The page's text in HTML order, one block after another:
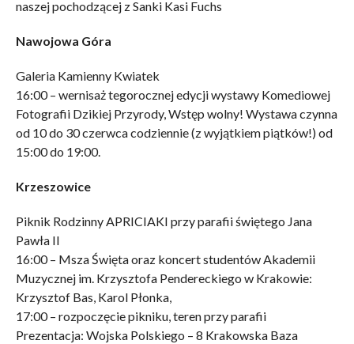
naszej pochodzącej z Sanki Kasi Fuchs
Nawojowa Góra
Galeria Kamienny Kwiatek
16:00 – wernisaż tegorocznej edycji wystawy Komediowej
Fotografii Dzikiej Przyrody, Wstęp wolny! Wystawa czynna
od 10 do 30 czerwca codziennie (z wyjątkiem piątków!) od
15:00 do 19:00.
Krzeszowice
Piknik Rodzinny APRICIAKI przy parafii świętego Jana
Pawła II
16:00 – Msza Święta oraz koncert studentów Akademii
Muzycznej im. Krzysztofa Pendereckiego w Krakowie:
Krzysztof Bas, Karol Płonka,
17:00 – rozpoczęcie pikniku, teren przy parafii
Prezentacja: Wojska Polskiego – 8 Krakowska Baza